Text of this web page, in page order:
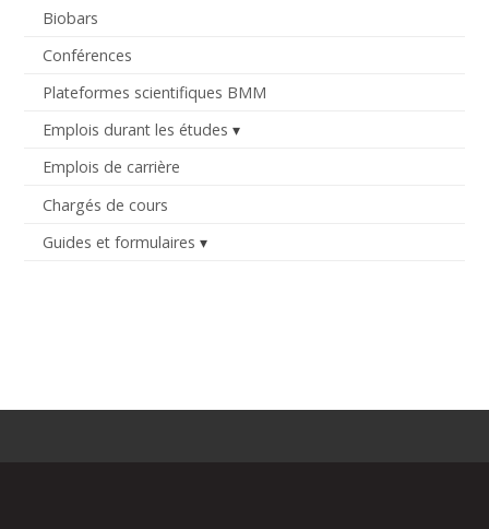
Biobars
Conférences
Plateformes scientifiques BMM
Emplois durant les études
Emplois de carrière
Chargés de cours
Guides et formulaires